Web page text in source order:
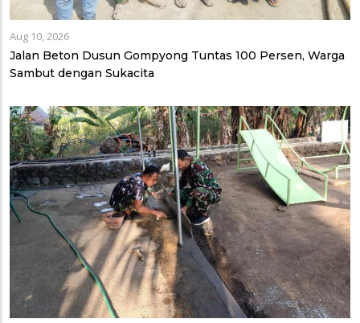
Aug 10, 2026
Jalan Beton Dusun Gompyong Tuntas 100 Persen, Warga
Sambut dengan Sukacita